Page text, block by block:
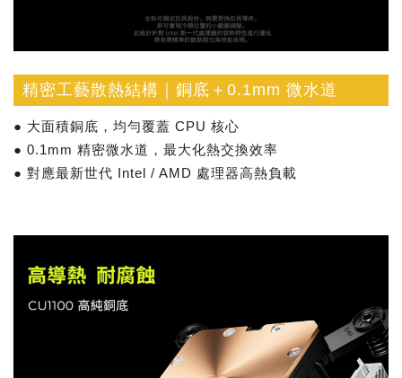
精密工藝散熱結構｜銅底＋0.1mm 微水道
● 大面積銅底，均勻覆蓋 CPU 核心
● 0.1mm 精密微水道，最大化熱交換效率
● 對應最新世代 Intel / AMD 處理器高熱負載